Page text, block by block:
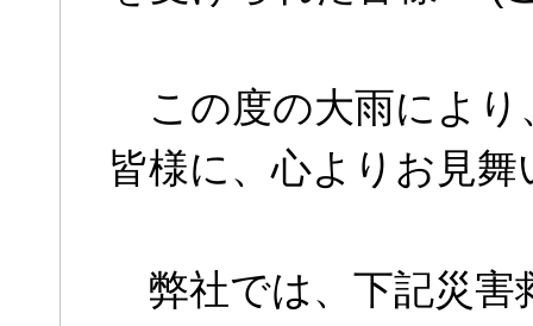
この度の大雨により
皆様に、心よりお見
弊社では、下記災害